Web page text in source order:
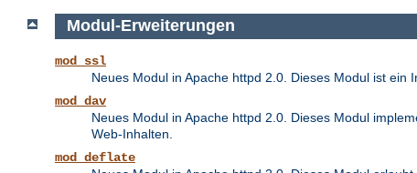
Modul-Erweiterungen
mod_ssl
Neues Modul in Apache httpd 2.0. Dieses Modul ist ein
mod_dav
Neues Modul in Apache httpd 2.0. Dieses Modul
Web-Inhalten.
mod_deflate